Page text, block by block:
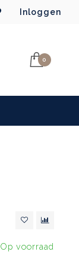
Inloggen
0
Op voorraad